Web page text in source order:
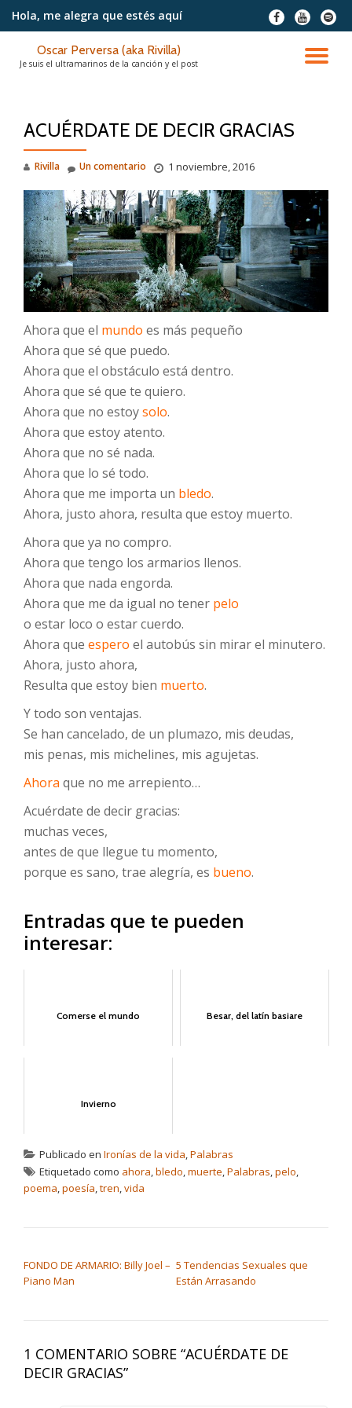
contenido
Hola, me alegra que estés aquí
fa-
facebook
fa-
youtube
fa-
spotify
Oscar Perversa (aka Rivilla)
Je suis el ultramarinos de la canción y el post
ACUÉRDATE DE DECIR GRACIAS
Rivilla 1 noviembre, 2016
Un comentario
Ahora que el mundo es más pequeño
Ahora que sé que puedo.
Ahora que el obstáculo está dentro.
Ahora que sé que te quiero.
Ahora que no estoysolo.
Ahora que estoy atento.
Ahora que no sé nada.
Ahora que lo sé todo.
Ahora que me importa un bledo.
Ahora, justo ahora, resulta que estoy muerto.
Ahora que ya no compro.
Ahora que tengo los armarios llenos.
Ahora que nada engorda.
Ahora que me da igual no tener pelo
o estar loco o estar cuerdo.
Ahora que espero el autobús sin mirar el minutero.
Ahora, justo ahora,
Resulta que estoy bien muerto.
Y todo son ventajas.
Se han cancelado, de un plumazo, mis deudas,
mis penas, mis michelines, mis agujetas.
Ahora que no me arrepiento…
Acuérdate de decir gracias:
muchas veces,
antes de que llegue tu momento,
porque es sano, trae alegría, es bueno.
Entradas que te pueden
interesar:
Comerse el mundo Besar, del latín basiare
Invierno
Publicado en Ironías de la vida,Palabras
Etiquetado como ahora,bledo,muerte,Palabras,pelo,
poema,poesía,tren,vida
FONDO DE ARMARIO: Billy Joel –
Piano Man
5 Tendencias Sexuales que
Están Arrasando
1 COMENTARIO SOBRE “ACUÉRDATE DE
DECIR GRACIAS”